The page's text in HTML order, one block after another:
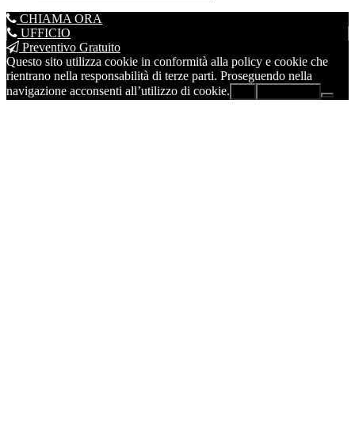
CHIAMA ORA
UFFICIO
Preventivo Gratuito
Questo sito utilizza cookie in conformità alla policy e cookie che
rientrano nella responsabilità di terze parti. Proseguendo nella
navigazione acconsenti all’utilizzo di cookie.